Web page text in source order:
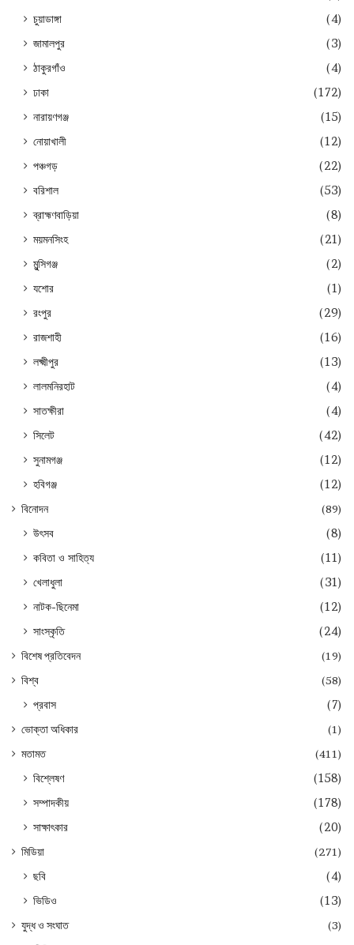
চুয়াডাঙ্গা
(4)
জামালপুর
(3)
ঠাকুরগাঁও
(4)
ঢাকা
(172)
নারায়ণগঞ্জ
(15)
নোয়াখালী
(12)
পঞ্চগড়
(22)
বরিশাল
(53)
ব্রাহ্মণবাড়িয়া
(8)
ময়মনসিংহ
(21)
মুন্সিগঞ্জ
(2)
যশোর
(1)
রংপুর
(29)
রাজশাহী
(16)
লক্ষ্মীপুর
(13)
লালমনিরহাট
(4)
সাতক্ষীরা
(4)
সিলেট
(42)
সুনামগঞ্জ
(12)
হবিগঞ্জ
(12)
বিনোদন (89)
উৎসব
(8)
কবিতা ও সাহিত্য
(11)
খেলাধুলা
(31)
নাটক-ছিনেমা
(12)
সাংস্কৃতি
(24)
বিশেষ প্রতিবেদন
(19)
বিশ্ব
(58)
প্রবাস (7)
ভোক্তা অধিকার
(1)
মতামত
(411)
বিশ্লেষণ
(158)
সম্পাদকীয়
(178)
সাক্ষাৎকার
(20)
মিডিয়া (271)
ছবি
(4)
ভিডিও
(13)
যুদ্ধ ও সংঘাত
(3)